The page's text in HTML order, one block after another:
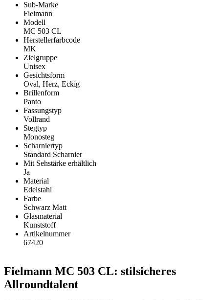
Sub-Marke
Fielmann
Modell
MC 503 CL
Herstellerfarbcode
MK
Zielgruppe
Unisex
Gesichtsform
Oval, Herz, Eckig
Brillenform
Panto
Fassungstyp
Vollrand
Stegtyp
Monosteg
Scharniertyp
Standard Scharnier
Mit Sehstärke erhältlich
Ja
Material
Edelstahl
Farbe
Schwarz Matt
Glasmaterial
Kunststoff
Artikelnummer
67420
Fielmann MC 503 CL: stilsicheres
Allroundtalent